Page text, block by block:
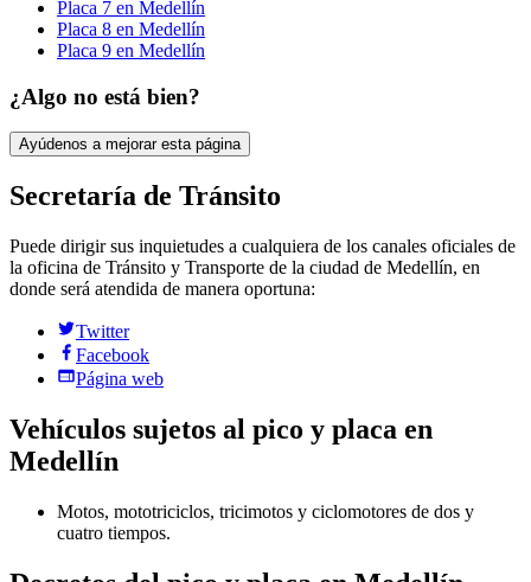
Placa 7 en Medellín
Placa 8 en Medellín
Placa 9 en Medellín
¿Algo no está bien?
Ayúdenos a mejorar esta página
Secretaría de Tránsito
Puede dirigir sus inquietudes a cualquiera de los canales oficiales de
la oficina de Tránsito y Transporte de la ciudad de Medellín, en
donde será atendida de manera oportuna:
Twitter
Facebook
Página web
Vehículos sujetos al pico y placa en
Medellín
Motos, mototriciclos, tricimotos y ciclomotores de dos y
cuatro tiempos.